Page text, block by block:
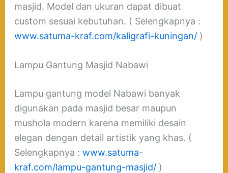
masjid. Model dan ukuran dapat dibuat
custom sesuai kebutuhan. ( Selengkapnya :
www.satuma-kraf.com/kaligrafi-kuningan/)
Lampu Gantung Masjid Nabawi
Lampu gantung model Nabawi banyak
digunakan pada masjid besar maupun
mushola modern karena memiliki desain
elegan dengan detail artistik yang khas. (
Selengkapnya : www.satuma-
kraf.com/lampu-gantung-masjid/)